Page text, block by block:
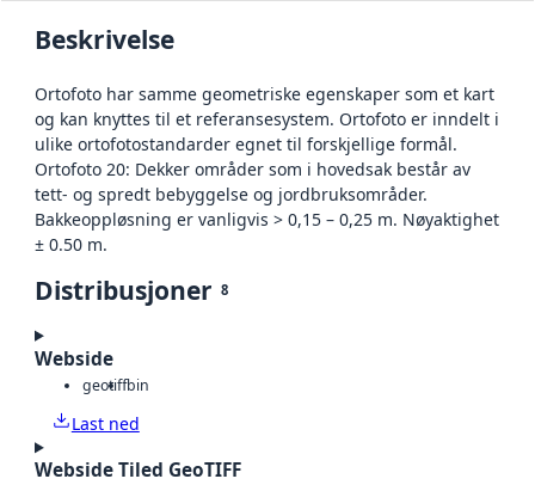
Beskrivelse
Ortofoto har samme geometriske egenskaper som et kart
og kan knyttes til et referansesystem. Ortofoto er inndelt i
ulike ortofotostandarder egnet til forskjellige formål.
Ortofoto 20: Dekker områder som i hovedsak består av
tett- og spredt bebyggelse og jordbruksområder.
Bakkeoppløsning er vanligvis > 0,15 – 0,25 m. Nøyaktighet
± 0.50 m.
Distribusjoner 8
Webside
geotiffbin
Last ned
Webside Tiled GeoTIFF